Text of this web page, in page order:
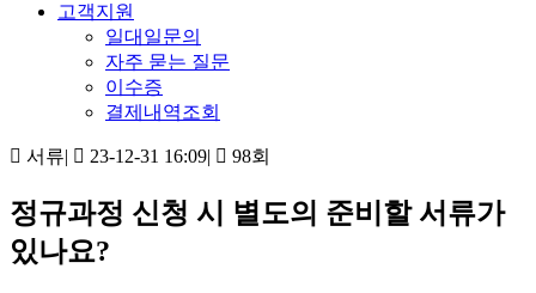
고객지원
일대일문의
자주 묻는 질문
이수증
결제내역조회
서류| 23-12-31 16:09| 98회
정규과정 신청 시 별도의 준비할 서류가
있나요?